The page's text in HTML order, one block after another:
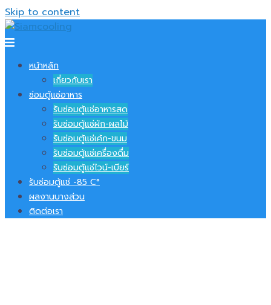
Skip to content
หน้าหลัก
เกี่ยวกับเรา
ซ่อมตู้แช่อาหาร
รับซ่อมตู้แช่อาหารสด
รับซ่อมตู้แช่ผัก-ผลไม้
รับซ่อมตู้แช่เค้ก-ขนม
รับซ่อมตู้แช่เครื่องดื่ม
รับซ่อมตู้แช่ไวน์-เบียร์
รับซ่อมตู้แช่ -​85 C°
ผลงานบางส่วน
ติดต่อเรา